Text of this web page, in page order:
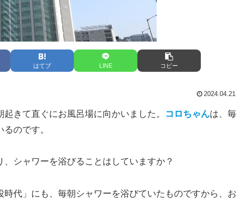
はてブ LINE コピー
2024.04.21
起きて直ぐにお風呂場に向かいました。 コロちゃんは、毎
のです。
シャワーを浴びることはしていますか？
時代」にも、毎朝シャワーを浴びていたものですから、お